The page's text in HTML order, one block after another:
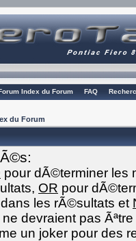
Index du Forum FAQ
du Forum
pour dÃ©terminer les
OR pour
les rÃ©sultats et
devraient pas
un joker pour des